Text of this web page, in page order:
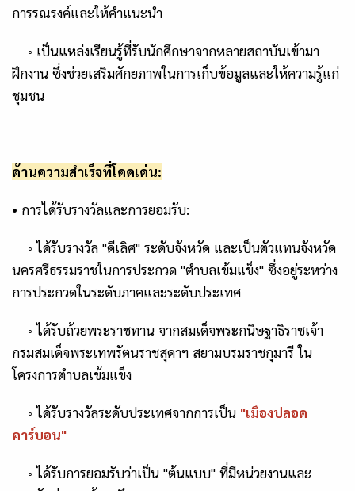
การรณรงค์และให้คำแนะนำ
◦ เป็นแหล่งเรียนรู้ที่รับนักศึกษาจากหลายสถาบันเข้ามา
ฝึกงาน ซึ่งช่วยเสริมศักยภาพในการเก็บข้อมูลและให้ความรู้แก่
ชุมชน
ด้านความสำเร็จที่โดดเด่น:
• การได้รับรางวัลและการยอมรับ:
◦ได้รับรางวัล "ดีเลิศ" ระดับจังหวัด และเป็นตัวแทนจังหวัด
นครศรีธรรมราชในการประกวด "ตำบลเข้มแข็ง" ซึ่งอยู่ระหว่าง
การประกวดในระดับภาคและระดับประเทศ
◦ได้รับถ้วยพระราชทาน จากสมเด็จพระกนิษฐาธิราชเจ้า
กรมสมเด็จพระเทพรัตนราชสุดาฯ สยามบรมราชกุมารี ใน
โครงการตำบลเข้มแข็ง
◦ได้รับรางวัลระดับประเทศจากการเป็น "เมืองปลอด
คาร์บอน"
◦ได้รับการยอมรับว่าเป็น "ต้นแบบ" ที่มีหน่วยงานและ